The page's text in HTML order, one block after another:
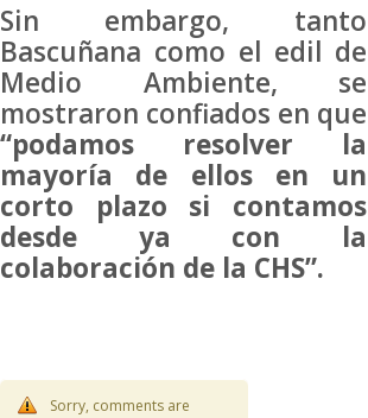
Sin embargo, tanto
Bascuñana como el edil de
Medio Ambiente, se
mostraron confiados en que
“podamos resolver la
mayoría de ellos en un
corto plazo si contamos
desde ya con la
colaboración de la CHS”.
Sorry, comments are